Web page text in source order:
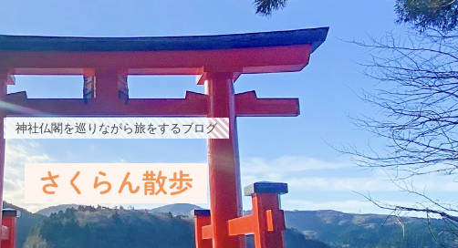
神社仏閣を巡りながら旅をするブログ